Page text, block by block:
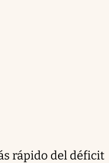
rápido del déficit